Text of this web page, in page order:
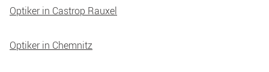
Optiker in Castrop Rauxel
Optiker in Chemnitz